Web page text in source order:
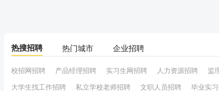
热搜招聘 热门城市 企业招聘
校招网招聘 产品经理招聘 实习生网招聘 人力资源招聘
监
大学生找工作招聘
私立学校老师招聘 文职人员招聘
毕业实